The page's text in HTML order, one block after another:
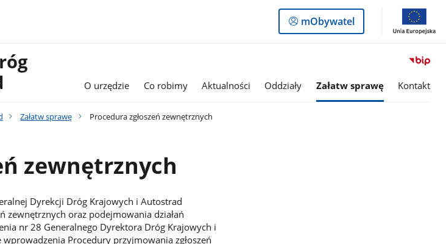
Logowanie
do
mObywatel
O urzędzie Co robimy Aktualności Oddziały Załatw sprawę Kontakt
Załatw sprawę Procedura zgłoszeń zewnętrznych
zewnętrznych
Dyrekcji Dróg Krajowych i Autostrad
zewnętrznych oraz podejmowania działań
nr 28 Generalnego Dyrektora Dróg Krajowych i
Procedury przyjmowania zgłoszeń